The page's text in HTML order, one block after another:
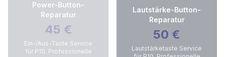
Power-Button-
Reparatur
45 €
Ein-/Aus-Taste Service
für P10. Professionelle
Lautstärke-Button-
Reparatur
50 €
Lautstärketaste Service